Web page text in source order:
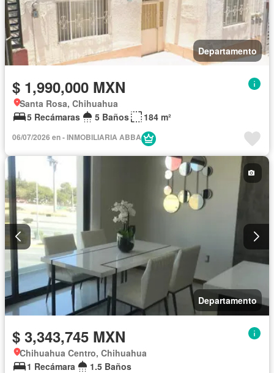
Departamento
$ 1,990,000 MXN
Santa Rosa, Chihuahua
5 Recámaras
5 Baños 184 m²
06/07/2026 en - INMOBILIARIA ABBA
Departamento
$ 3,343,745 MXN
Chihuahua Centro, Chihuahua
1 Recámara
1.5 Baños